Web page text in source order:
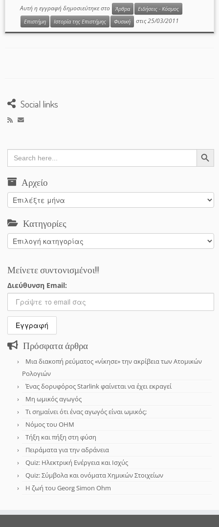
Αυτή η εγγραφή δημοσιεύτηκε στο Άρθρα
Ειδήσεις - Κόσμος
Επιστήμη
Ιστορία της Επιστήμης Φυσική στις25/03/2011
Social links
Search
for:
Search Button
Αρχείο
Αρχείο
Κατηγορίες
Κατηγορίες
Μείνετε συντονισμένοι!!!
Διεύθυνση Email:
Πρόσφατα άρθρα
Μια διακοπή ρεύματος «νίκησε» την ακρίβεια των Ατομικών
Ρολογιών
Ένας δορυφόρος Starlink φαίνεται να έχει εκραγεί
Μη ωμικός αγωγός
Τι σημαίνει ότι ένας αγωγός είναι ωμικός;
Νόμος του OHM
Τήξη και πήξη στη φύση
Πειράματα για την αδράνεια
Quiz: Ηλεκτρική Ενέργεια και Ισχύς
Quiz: Σύμβολα και ονόματα Χημικών Στοιχείων
Η ζωή του Georg Simon Ohm